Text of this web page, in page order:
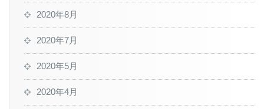
2020年8月
2020年7月
2020年5月
2020年4月